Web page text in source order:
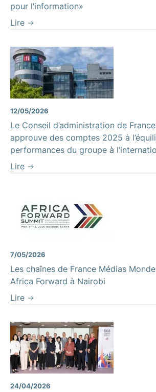
pour l’information»
Lire
12/05/2026
Le Conseil d’administration de
approuve des comptes 2025 à
performances du groupe à
Lire
7/05/2026
Les chaînes de France Médias
Africa Forward à Nairobi
Lire
24/04/2026